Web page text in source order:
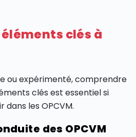
éléments clés à
ou expérimenté, comprendre
clés est essentiel si
dans les OPCVM.
des OPCVM